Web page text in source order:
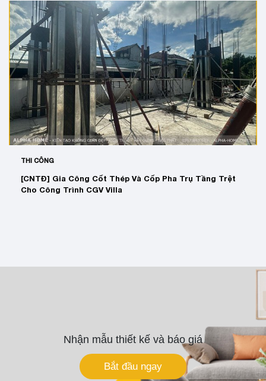
THI CÔNG
[CNTĐ] Gia Công Cốt Thép Và Cốp Pha Trụ Tầng Trệt
Cho Công Trình CGV Villa
Nhận mẫu thiết kế và báo giá
Bắt đầu ngay